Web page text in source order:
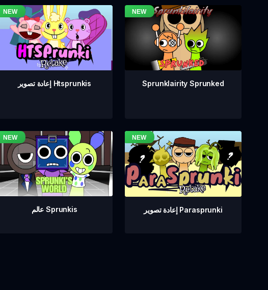
إعادة تصوير Htsprunkis Sprunklairity Sprunked
عالم Sprunkis إعادة تصوير Parasprunki